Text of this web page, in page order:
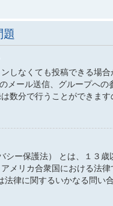
題
しなくても投稿できる場
メール送信、グループへ
数分で行うことができま
シー保護法） とは、１３
メリカ合衆国における法
律に関するいかなる問い